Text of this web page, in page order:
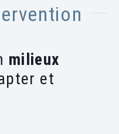
milieux
et